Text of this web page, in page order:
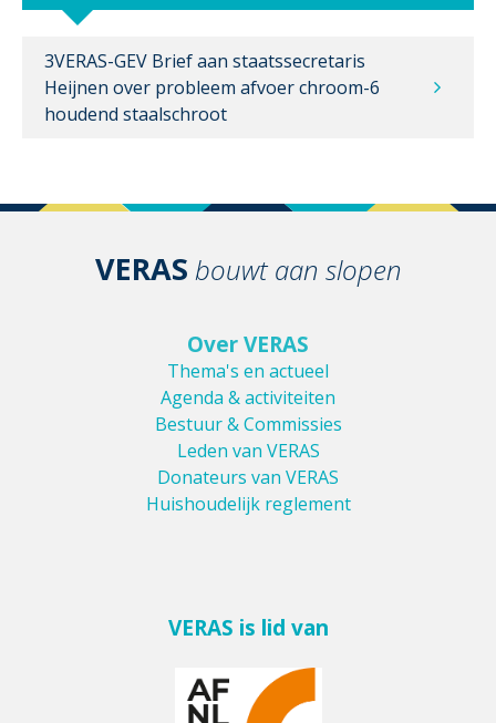
3VERAS-GEV Brief aan staatssecretaris
Heijnen over probleem afvoer chroom-6
houdend staalschroot
VERAS bouwt aan slopen
Over VERAS
Thema's en actueel
Agenda & activiteiten
Bestuur & Commissies
Leden van VERAS
Donateurs van VERAS
Huishoudelijk reglement
VERAS is lid van